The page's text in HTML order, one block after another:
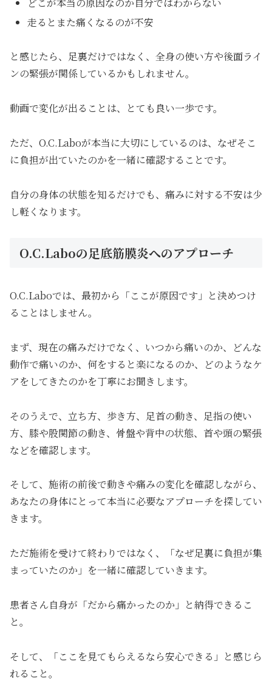
どこが本当の原因なのか自分ではわからない
走るとまた痛くなるのが不安
と感じたら、足裏だけではなく、全身の使い方や後面ライ
ンの緊張が関係しているかもしれません。
動画で変化が出ることは、とても良い一歩です。
ただ、O.C.Laboが本当に大切にしているのは、なぜそこ
に負担が出ていたのかを一緒に確認することです。
自分の身体の状態を知るだけでも、痛みに対する不安は少
し軽くなります。
O.C.Laboの足底筋膜炎へのアプローチ
O.C.Laboでは、最初から「ここが原因です」と決めつけ
ることはしません。
まず、現在の痛みだけでなく、いつから痛いのか、どんな
動作で痛いのか、何をすると楽になるのか、どのようなケ
アをしてきたのかを丁寧にお聞きします。
そのうえで、立ち方、歩き方、足首の動き、足指の使い
方、膝や股関節の動き、骨盤や背中の状態、首や頭の緊張
などを確認します。
そして、施術の前後で動きや痛みの変化を確認しながら、
あなたの身体にとって本当に必要なアプローチを探してい
きます。
ただ施術を受けて終わりではなく、「なぜ足裏に負担が集
まっていたのか」を一緒に確認していきます。
患者さん自身が「だから痛かったのか」と納得できるこ
と。
そして、「ここを見てもらえるなら安心できる」と感じら
れること。